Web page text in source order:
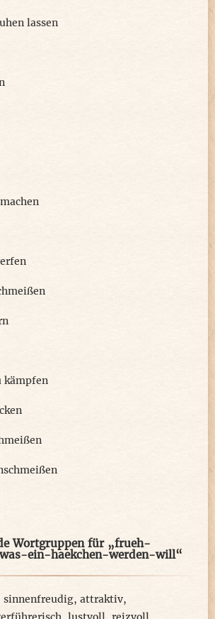
lassen
kämpfen
Wortgruppen für „frueh-
ein-haekchen-werden-will“
sinnenfreudig, attraktiv,